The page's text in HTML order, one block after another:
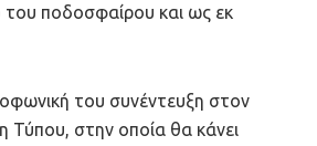
ποδοσφαίρου και ως εκ
του συνέντευξη στον
Τύπου, στην οποία θα κάνει